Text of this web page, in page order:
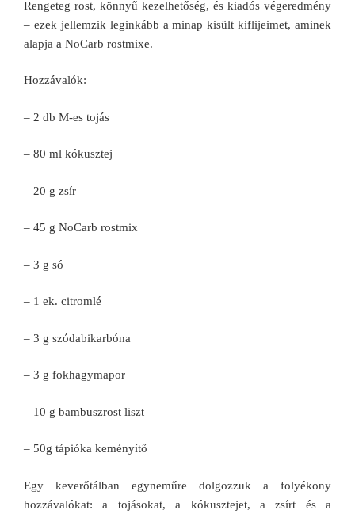
Rengeteg rost, könnyű kezelhetőség, és kiadós végeredmény
– ezek jellemzik leginkább a minap kisült kiflijeimet, aminek
alapja a NoCarb rostmixe.
Hozzávalók:
– 2 db M-es tojás
– 80 ml kókusztej
– 20 g zsír
– 45 g NoCarb rostmix
– 3 g só
– 1 ek. citromlé
– 3 g szódabikarbóna
– 3 g fokhagymapor
– 10 g bambuszrost liszt
– 50g tápióka keményítő
Egy keverőtálban egyneműre dolgozzuk a folyékony
hozzávalókat: a tojásokat, a kókusztejet, a zsírt és a